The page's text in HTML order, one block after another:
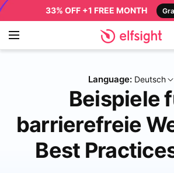
33% OFF +1 FREE MONTH
Language: Deutsch
Beispiele
barrierefreie
Best